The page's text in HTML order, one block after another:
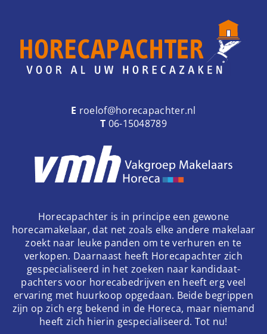
E roelof@horecapachter.nl
T 06-15048789
Horecapachter is in principe een gewone
horecamakelaar, dat net zoals elke andere makelaar
zoekt naar leuke panden om te verhuren en te
verkopen. Daarnaast heeft Horecapachter zich
gespecialiseerd in het zoeken naar kandidaat-
pachters voor horecabedrijven en heeft erg veel
ervaring met huurkoop opgedaan. Beide begrippen
zijn op zich erg bekend in de Horeca, maar niemand
heeft zich hierin gespecialiseerd. Tot nu!